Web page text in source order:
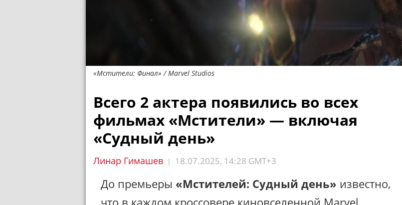
«Мстители: Финал» / Marvel Studios
Всего 2 актера появились во всех
фильмах «Мстители» — включая
«Судный день»
Линар Гимашев | 18.07.2025, 14:28 GMT+3
До премьеры «Мстителей: Судный день» известно,
что в каждом кроссовере киновселенной Marvel